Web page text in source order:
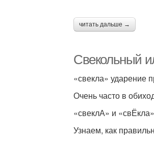
читать дальше →
Свекольный
«свек­ла» уда­ре­ние
Очень часто в
«свеклА» и
Узнаем, как